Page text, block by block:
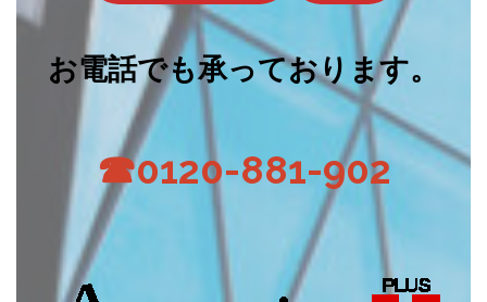
お電話でも承っております。
☎0120-881-902